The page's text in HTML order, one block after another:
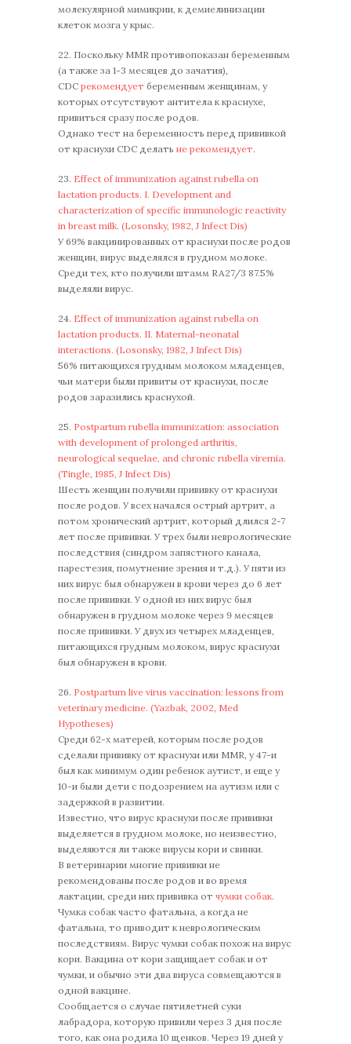
молекулярной мимикрии, к демиелинизации
клеток мозга у крыс.
22. Поскольку MMR противопоказан беременным
(а также за 1-3 месяцев до зачатия),
CDC рекомендует беременным женщинам, у
которых отсутствуют антитела к краснухе,
привиться сразу после родов.
Однако тест на беременность перед прививкой
от краснухи CDC делать не рекомендует.
23. Effect of immunization against rubella on
lactation products. I. Development and
characterization of specific immunologic reactivity
in breast milk. (Losonsky, 1982, J Infect Dis)
У 69% вакцинированных от краснухи после родов
женщин, вирус выделялся в грудном молоке.
Среди тех, кто получили штамм RA27/3 87.5%
выделяли вирус.
24. Effect of immunization against rubella on
lactation products. II. Maternal-neonatal
interactions. (Losonsky, 1982, J Infect Dis)
56% питающихся грудным молоком младенцев,
чьи матери были привиты от краснухи, после
родов заразились краснухой.
25. Postpartum rubella immunization: association
with development of prolonged arthritis,
neurological sequelae, and chronic rubella viremia.
(Tingle, 1985, J Infect Dis)
Шесть женщин получили прививку от краснухи
после родов. У всех начался острый артрит, а
потом хронический артрит, который длился 2-7
лет после прививки. У трех были неврологические
последствия (синдром запястного канала,
парестезия, помутнение зрения и т.д.). У пяти из
них вирус был обнаружен в крови через до 6 лет
после прививки. У одной из них вирус был
обнаружен в грудном молоке через 9 месяцев
после прививки. У двух из четырех младенцев,
питающихся грудным молоком, вирус краснухи
был обнаружен в крови.
26. Postpartum live virus vaccination: lessons from
veterinary medicine. (Yazbak, 2002, Med
Hypotheses)
Среди 62-х матерей, которым после родов
сделали прививку от краснухи или MMR, у 47-и
был как минимум один ребенок аутист, и еще у
10-и были дети с подозрением на аутизм или с
задержкой в развитии.
Известно, что вирус краснухи после прививки
выделяется в грудном молоке, но неизвестно,
выделяются ли также вирусы кори и свинки.
В ветеринарии многие прививки не
рекомендованы после родов и во время
лактации, среди них прививка от чумки собак.
Чумка собак часто фатальна, а когда не
фатальна, то приводит к неврологическим
последствиям. Вирус чумки собак похож на вирус
кори. Вакцина от кори защищает собак и от
чумки, и обычно эти два вируса совмещаются в
одной вакцине.
Сообщается о случае пятилетней суки
лабрадора, которую привили через 3 дня после
того, как она родила 10 щенков. Через 19 дней у